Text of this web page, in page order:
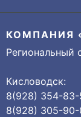
КОМПАНИЯ
Региональный
Кисловодск:
8(928) 354-
8(928) 305-